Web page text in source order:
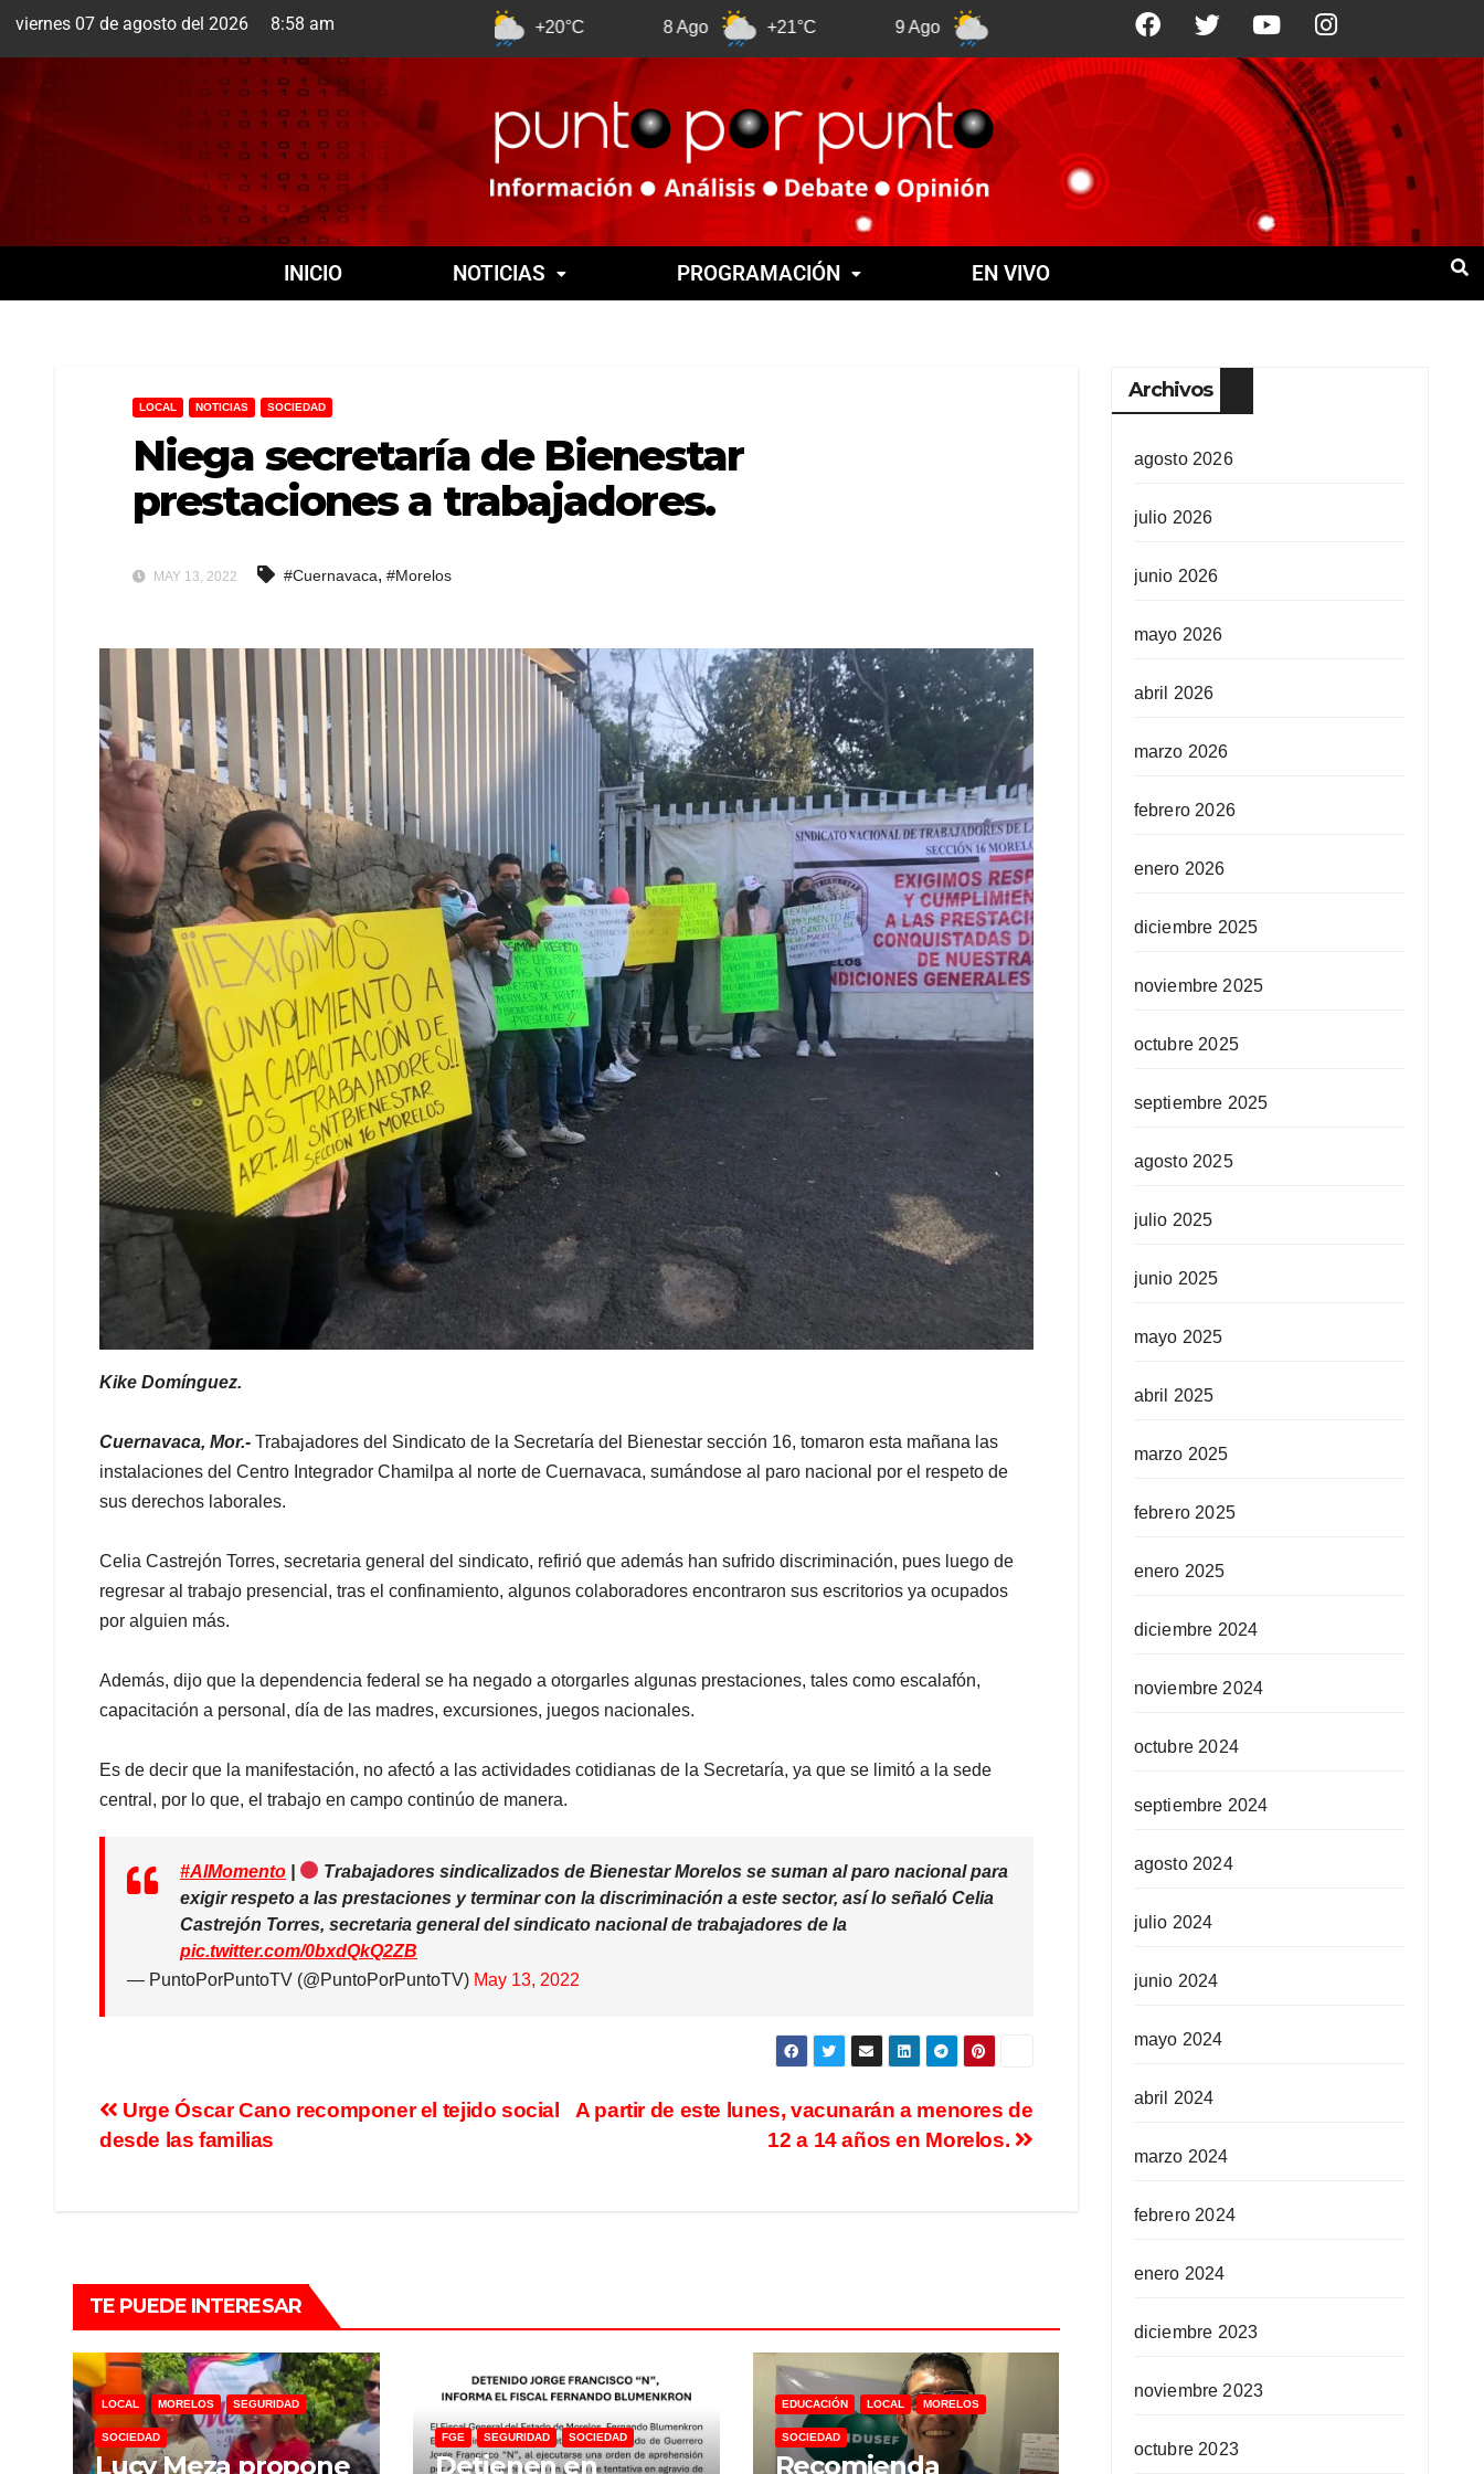
viernes 07 de agosto del 2026 8:58 am
Cuernavaca +20°C 8 Ago +21°C 9 Ago +21°C +21°C 11 Ago
INICIO NOTICIAS PROGRAMACIÓN EN VIVO
LOCAL NOTICIAS SOCIEDAD
Niega secretaría de Bienestar
prestaciones a trabajadores.
MAY 13, 2022 #Cuernavaca, #Morelos
Kike Domínguez.
Cuernavaca, Mor.- Trabajadores del Sindicato de la Secretaría del Bienestar sección 16, tomaron esta mañana las
instalaciones del Centro Integrador Chamilpa al norte de Cuernavaca, sumándose al paro nacional por el respeto de
sus derechos laborales.
Celia Castrejón Torres, secretaria general del sindicato, refirió que además han sufrido discriminación, pues luego de
regresar al trabajo presencial, tras el confinamiento, algunos colaboradores encontraron sus escritorios ya ocupados
por alguien más.
Además, dijo que la dependencia federal se ha negado a otorgarles algunas prestaciones, tales como escalafón,
capacitación a personal, día de las madres, excursiones, juegos nacionales.
Es de decir que la manifestación, no afectó a las actividades cotidianas de la Secretaría, ya que se limitó a la sede
central, por lo que, el trabajo en campo continúo de manera.
#AlMomento
Trabajadores sindicalizados de Bienestar Morelos se suman al paro nacional para
exigir respeto a las prestaciones y terminar con la discriminación a este sector, así lo señaló Celia
Castrejón Torres, secretaria general del sindicato nacional de trabajadores de la
pic.twitter.com/0bxdQkQ2ZB
— PuntoPorPuntoTV (@PuntoPorPuntoTV) May 13, 2022
A partir de este lunes, vacunarán a menores de
12 a 14 años en Morelos.
Urge Óscar Cano recomponer el tejido social
desde las familias
TE PUEDE INTERESAR
LOCAL MORELOS SEGURIDAD
SOCIEDAD
Lucy Meza propone
FGE SEGURIDAD SOCIEDAD
Detienen en
EDUCACIÓN LOCAL MORELOS
SOCIEDAD
Recomienda
Archivos
agosto 2026
julio 2026
junio 2026
mayo 2026
abril 2026
marzo 2026
febrero 2026
enero 2026
diciembre 2025
noviembre 2025
octubre 2025
septiembre 2025
agosto 2025
julio 2025
junio 2025
mayo 2025
abril 2025
marzo 2025
febrero 2025
enero 2025
diciembre 2024
noviembre 2024
octubre 2024
septiembre 2024
agosto 2024
julio 2024
junio 2024
mayo 2024
abril 2024
marzo 2024
febrero 2024
enero 2024
diciembre 2023
noviembre 2023
octubre 2023